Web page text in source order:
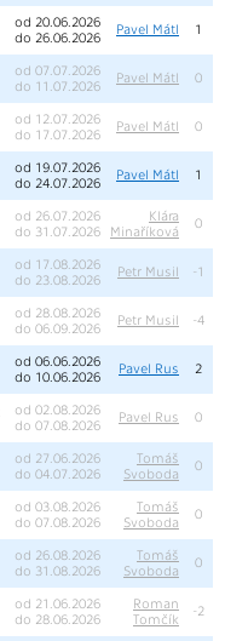
od 20.06.2026
do 26.06.2026
Pavel Mátl 1
od 07.07.2026
do 11.07.2026
Pavel Mátl 0
od 12.07.2026
do 17.07.2026
Pavel Mátl 0
od 19.07.2026
do 24.07.2026
Pavel Mátl 1
od 26.07.2026
do 31.07.2026
Klára
Minaříková
0
od 17.08.2026
do 23.08.2026
Petr Musil -1
od 28.08.2026
do 06.09.2026
Petr Musil -4
od 06.06.2026
do 10.06.2026
Pavel Rus 2
od 02.08.2026
do 07.08.2026
Pavel Rus 0
od 27.06.2026
do 04.07.2026
Tomáš
Svoboda
0
od 03.08.2026
do 07.08.2026
Tomáš
Svoboda
0
od 26.08.2026
do 31.08.2026
Tomáš
Svoboda
0
od 21.06.2026
do 28.06.2026
Roman
Tomčík
-2